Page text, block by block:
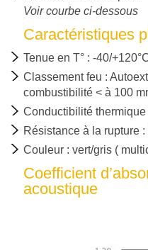
Voir courbe ci-dessous
Caractéristiques
Tenue en T° : -40/
Classement feu :
combustibilité < à 100
Conductibilité thermique
Résistance à la rupture :
Couleur : vert/gris (
Coefficient
acoustique